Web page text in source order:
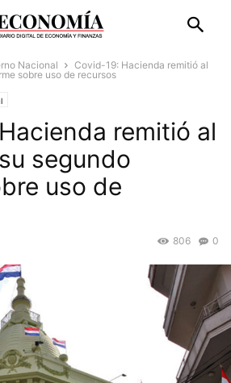
Nacional
Covid-19: Hacienda remitió al
sobre uso de recursos
remitió al
segundo
uso de
0
806